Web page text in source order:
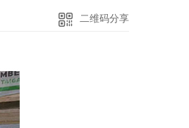
二维码分享